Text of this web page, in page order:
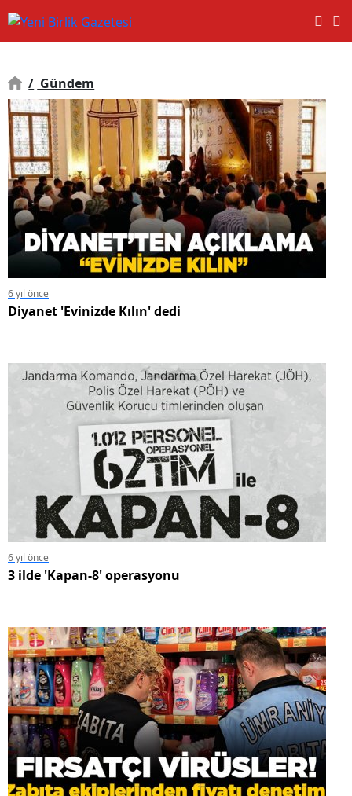
/ Gündem
6 yıl önce
Diyanet 'Evinizde Kılın' dedi
6 yıl önce
3 ilde 'Kapan-8' operasyonu